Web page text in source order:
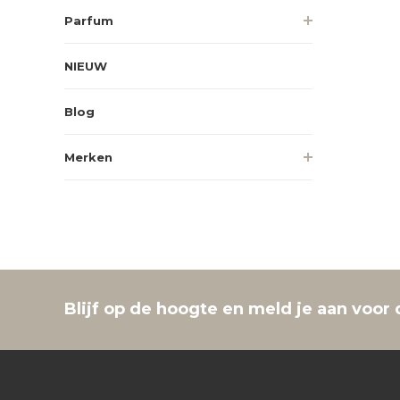
Parfum
NIEUW
Blog
Merken
Blijf op de hoogte en meld je aan voor